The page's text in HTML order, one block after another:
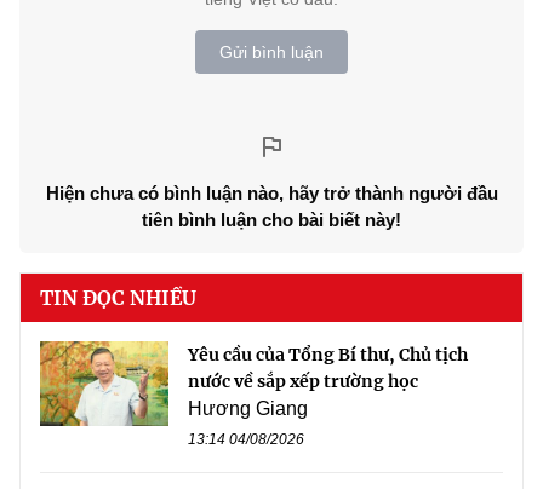
Gửi bình luận
Hiện chưa có bình luận nào, hãy trở thành người đầu
tiên bình luận cho bài biết này!
TIN ĐỌC NHIỀU
Yêu cầu của Tổng Bí thư, Chủ tịch
nước về sắp xếp trường học
Hương Giang
13:14 04/08/2026